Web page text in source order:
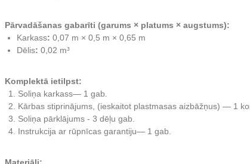
Pārvadāšanas gabarīti (garums × platums × augstums):
Karkass: 0,07 m × 0,5 m × 0,65 m
Dēlis: 0,02 m³
Komplektā ietilpst:
Soliņa karkass— 1 gab.
Kārbas stiprinājums, (ieskaitot plastmasas aizbāžņus) — 1
Soliņa pārklājums - 3 dēļu gab.
Instrukcija ar rūpnīcas garantiju— 1 gab.